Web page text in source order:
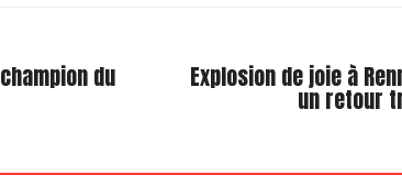
du Explosion de joie à
un retour